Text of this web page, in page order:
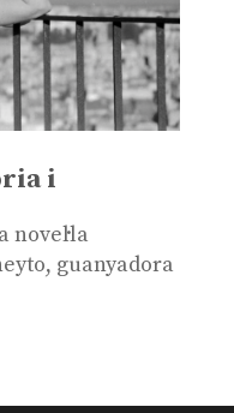
i
novel·la
guanyadora